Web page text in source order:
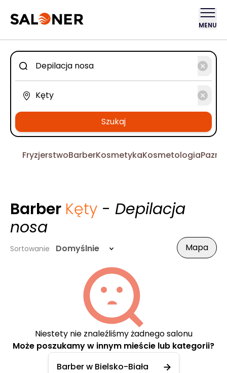
MENU
Szukaj
FryzjerstwoBarberKosmetykaKosmetologia
Barber Kęty - Depilacja
nosa
Sortowanie Domyślnie Mapa
Niestety nie znaleźliśmy żadnego salonu
Może poszukamy w innym mieście lub kategorii?
Barber w Bielsko-Biała